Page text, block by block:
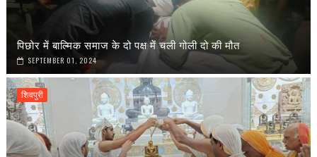
पिछोर में बाल्मिक समाज के दो पक्ष में चली गोली दो की मौत
SEPTEMBER 01, 2024
शिवपुरी